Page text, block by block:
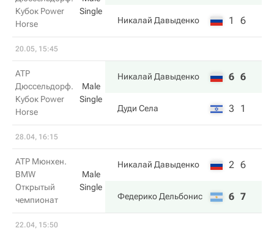
Кубок Power
Horse
Single
Никалай Давыденко
1 6
20.05, 15:45
ATP
Дюссельдорф.
Кубок Power
Horse
Male
Single
Никалай Давыденко 6 6
Дуди Села 3 1
28.04, 16:15
ATP Мюнхен.
BMW
Открытый
чемпионат
Male
Single
Никалай Давыденко 2 6
Федерико Дельбонис 6 7
22.04, 15:50